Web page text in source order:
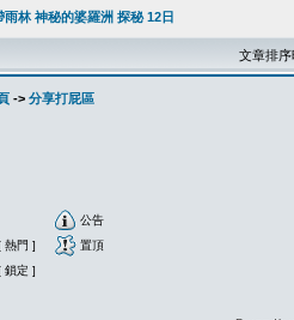
林 神秘的婆羅洲 探秘 12日
文章排
-> 分享打屁區
公告
熱門 ]
置頂
鎖定 ]